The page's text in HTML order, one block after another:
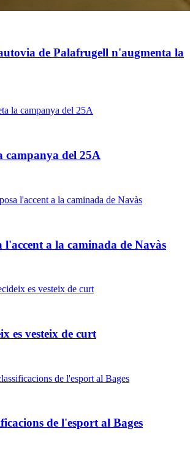
de Palafrugell n'augmenta la
campanya del 25A
l'accent a la caminada de Navàs
es vesteix de curt
de l'esport al Bages